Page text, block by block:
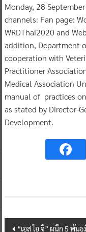
Monday, 28
channels: Fan page:
WRDThai2020 and
addition, Department
cooperation with
Practitioner
Medical Association
manual of practices
as stated by Director-
Development.
Post
“เอส ไอ จี” ผนึก 5 พัน